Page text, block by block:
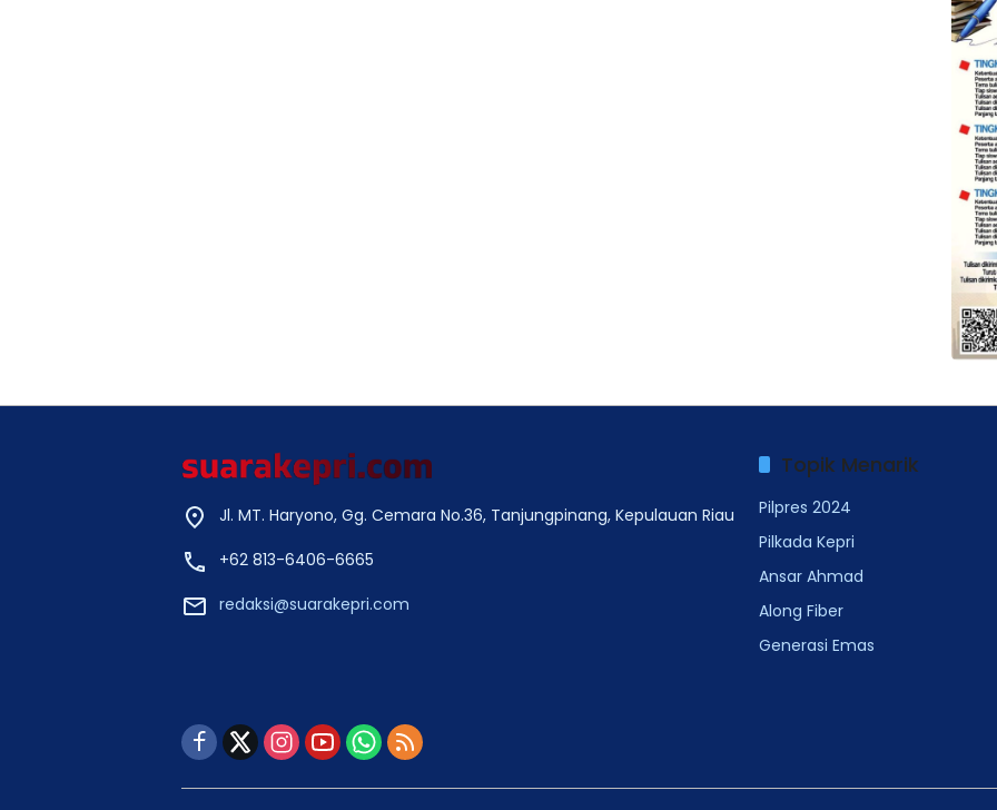
Jl. MT. Haryono, Gg. Cemara No.36, Tanjungpinang, Kepulauan Riau
+62 813-6406-6665
redaksi@suarakepri.com
Topik Menarik
Pilpres 2024
Pilkada Kepri
Ansar Ahmad
Along Fiber
Generasi Emas